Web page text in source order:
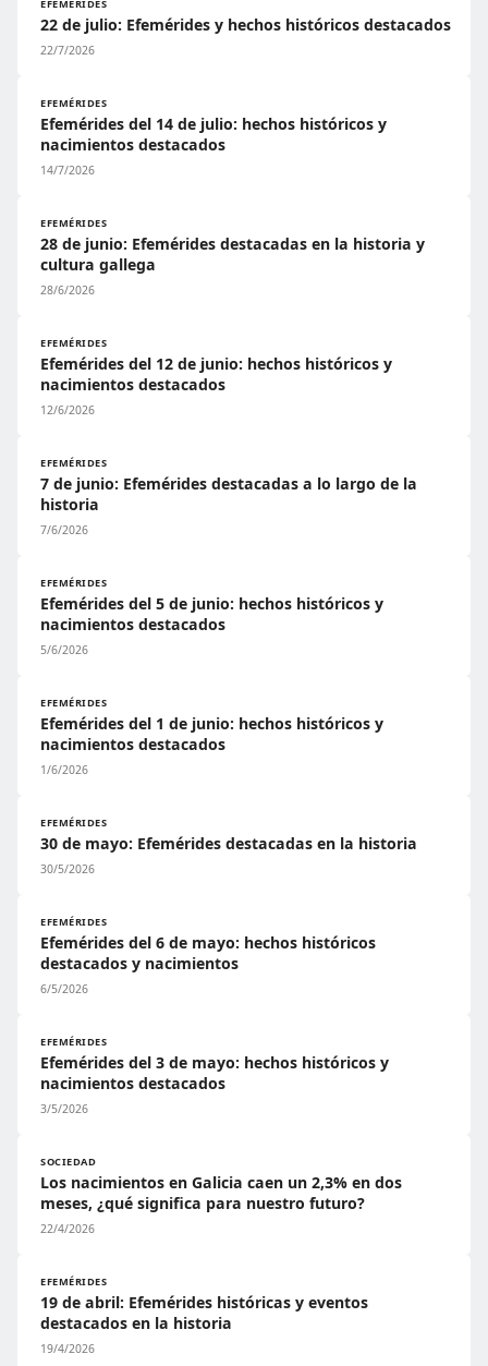
EFEMÉRIDES
22 de julio: Efemérides y hechos históricos destacados
22/7/2026
EFEMÉRIDES
Efemérides del 14 de julio: hechos históricos y
nacimientos destacados
14/7/2026
EFEMÉRIDES
28 de junio: Efemérides destacadas en la historia y
cultura gallega
28/6/2026
EFEMÉRIDES
Efemérides del 12 de junio: hechos históricos y
nacimientos destacados
12/6/2026
EFEMÉRIDES
7 de junio: Efemérides destacadas a lo largo de la
historia
7/6/2026
EFEMÉRIDES
Efemérides del 5 de junio: hechos históricos y
nacimientos destacados
5/6/2026
EFEMÉRIDES
Efemérides del 1 de junio: hechos históricos y
nacimientos destacados
1/6/2026
EFEMÉRIDES
30 de mayo: Efemérides destacadas en la historia
30/5/2026
EFEMÉRIDES
Efemérides del 6 de mayo: hechos históricos
destacados y nacimientos
6/5/2026
EFEMÉRIDES
Efemérides del 3 de mayo: hechos históricos y
nacimientos destacados
3/5/2026
SOCIEDAD
Los nacimientos en Galicia caen un 2,3% en dos
meses, ¿qué significa para nuestro futuro?
22/4/2026
EFEMÉRIDES
19 de abril: Efemérides históricas y eventos
destacados en la historia
19/4/2026